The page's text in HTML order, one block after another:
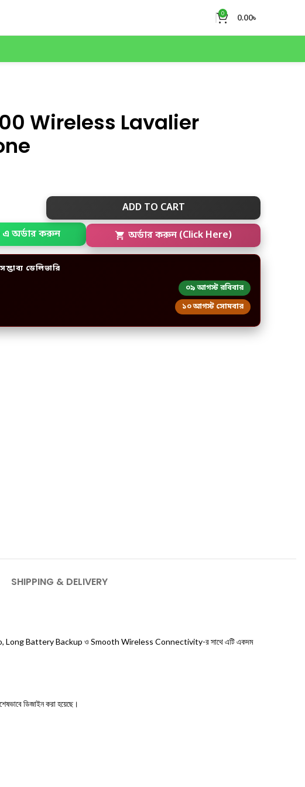
0 0.00৳
Wireless Lavalier
ADD TO CART
অর্ডার করুন অর্ডার করুন (Click Here)
ডেলিভারি
০৯ আগস্ট রবিবার
১০ আগস্ট সোমবার
SHIPPING & DELIVERY
Audio, Long Battery Backup ও Smooth Wireless Connectivity-র সাথে এটি একদম
ডিজাইন করা হয়েছে।